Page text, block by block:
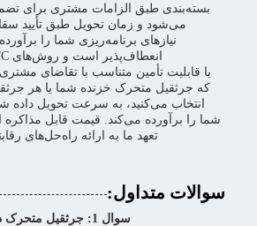
بسته‌بندی طبق الزامات مشتری برای
می‌شود و زمان تحویل طبق تأیید
نیازهای برنامه‌ریزی شما را
انعطاف‌پذیر است و روش‌های L/C و T/T را می‌پذیرد.
با قابلیت تأمین متناسب با تقاضای
که جرثقیل متحرک خزنده شما یا هر
انتخاب می‌کنید، به سرعت تحویل
شما را برآورده می‌کند. قیمت قابل
تعهد ما به ارائه راه‌حل‌های
سوالات متداول:
سوال 1: جرثقیل متحرک در کجا تولید می‌شود؟